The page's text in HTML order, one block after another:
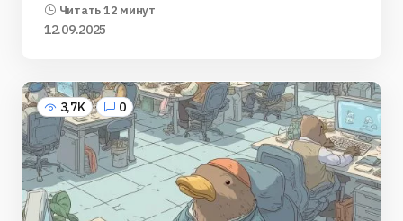
Читать 12 минут
12.09.2025
3,7K 0